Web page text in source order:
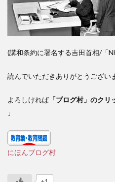
(講和条約に署名する吉田首相/「
読んでいただきありがとうござい
よろしければ 「ブログ村」のクリ
↓
にほんブログ村